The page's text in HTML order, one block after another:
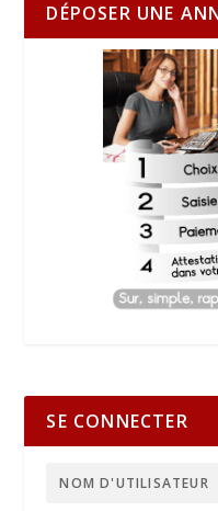
DÉPOSER UNE
SE CONNECTER